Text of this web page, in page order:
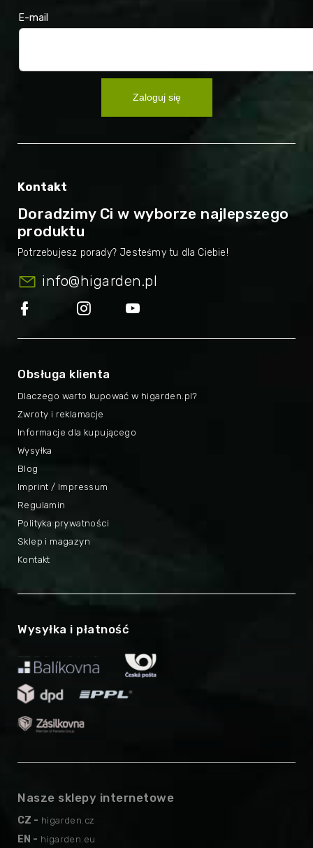
E-mail
Zaloguj się
Kontakt
Doradzimy Ci w wyborze najlepszego
produktu
info@higarden.pl
Obsługa klienta
Dlaczego warto kupować w higarden.pl?
Imprint / Impressum
Zwroty i reklamacje
Regulamin
Informacje dla kupującego
Polityka prywatności
Wysyłka
Sklep i magazyn
Blog
Kontakt
Wysyłka i płatność
Nasze sklepy internetowe
CZ - higarden.cz
EN - higarden.eu